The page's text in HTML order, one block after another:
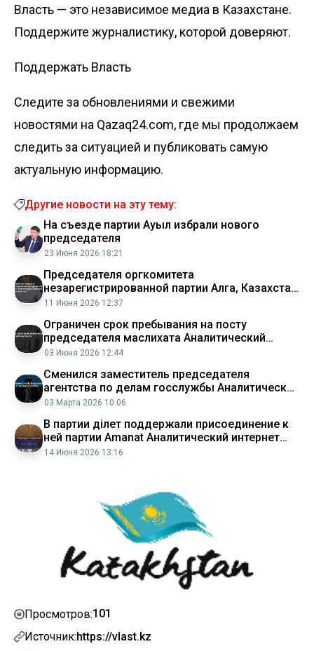
Власть — это независимое медиа в Казахстане.
Поддержите журналистику, которой доверяют.
Поддержать Власть
Следите за обновлениями и свежими
новостями на Qazaq24.com, где мы продолжаем
следить за ситуацией и публиковать самую
актуальную информацию.
Другие новости на эту тему:
На съезде партии Ауыл избрали нового
председателя
23 Июня 2026 18:21
Председателя оргкомитета
незарегистрированной партии Алга, Казахстан!
Амангельды Джахина осудили на семь лет
11 Июня 2026 12:37
Ограничен срок пребывания на посту
председателя маслихата Аналитический
интернет журнал Власть
03 Июня 2026 12:44
Сменился заместитель председателя
агентства по делам госслужбы Аналитический
интернет журнал Власть
03 Марта 2026 10:06
В партии Әділет поддержали присоединение к
ней партии Amanat Аналитический интернет
журнал Власть
14 Июня 2026 13:16
Просмотров:101
Источник:https://vlast.kz